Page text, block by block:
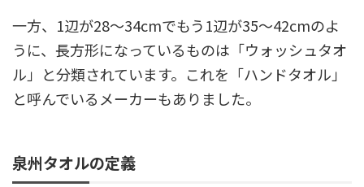
一方、1辺が28～34cmでもう1辺が35～42cmのよ
うに、長方形になっているものは「ウォッシュタオ
ル」と分類されています。これを「ハンドタオル」
と呼んでいるメーカーもありました。
泉州タオルの定義